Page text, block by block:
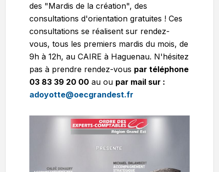
des "Mardis de la création", des
consultations d'orientation gratuites ! Ces
consultations se réalisent sur rendez-
vous, tous les premiers mardis du mois, de
9h à 12h, au CAIRE à Haguenau. N'hésitez
pas à prendre rendez-vous par téléphone
03 83 39 20 00 au ou par mail sur :
adoyotte@oecgrandest.fr